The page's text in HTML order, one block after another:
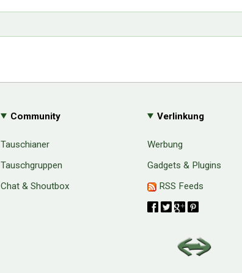
Community
Tauschianer
Tauschgruppen
Chat & Shoutbox
Verlinkung
Werbung
Gadgets & Plugins
RSS Feeds